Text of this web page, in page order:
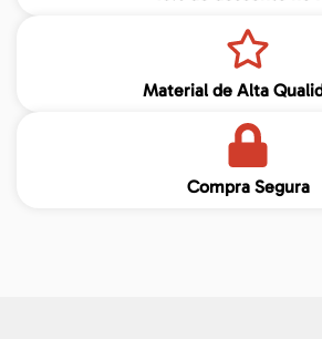
Material de Alta
Compra Segura